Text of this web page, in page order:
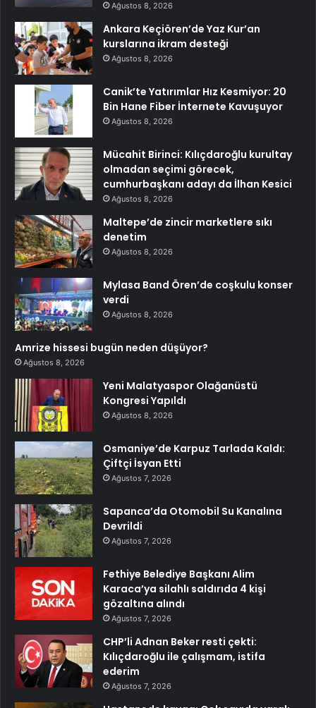
Ağustos 8, 2026
Ankara Keçiören’de Yaz Kur’an
kurslarına ikram desteği
Ağustos 8, 2026
Canik’te Yatırımlar Hız Kesmiyor: 20
Bin Hane Fiber İnternete Kavuşuyor
Ağustos 8, 2026
Mücahit Birinci: Kılıçdaroğlu kurultay
olmadan seçimi görecek,
cumhurbaşkanı adayı da İlhan Kesici
Ağustos 8, 2026
Maltepe’de zincir marketlere sıkı
denetim
Ağustos 8, 2026
Mylasa Band Ören’de coşkulu konser
verdi
Ağustos 8, 2026
Amrize hissesi bugün neden düşüyor?
Ağustos 8, 2026
Yeni Malatyaspor Olağanüstü
Kongresi Yapıldı
Ağustos 8, 2026
Osmaniye’de Karpuz Tarlada Kaldı:
Çiftçi İsyan Etti
Ağustos 7, 2026
Sapanca’da Otomobil Su Kanalına
Devrildi
Ağustos 7, 2026
Fethiye Belediye Başkanı Alim
Karaca’ya silahlı saldırıda 4 kişi
gözaltına alındı
Ağustos 7, 2026
CHP’li Adnan Beker resti çekti:
Kılıçdaroğlu ile çalışmam, istifa
ederim
Ağustos 7, 2026